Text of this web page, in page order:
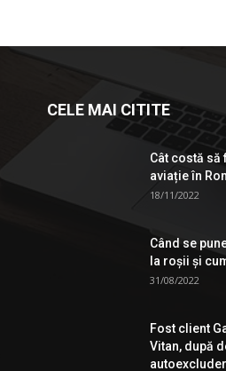
CELE MAI CITITE
Cât costă
aviație în
18/11/2022
Când se
la roşii şi
31/08/2022
Fost client
Vitan, după